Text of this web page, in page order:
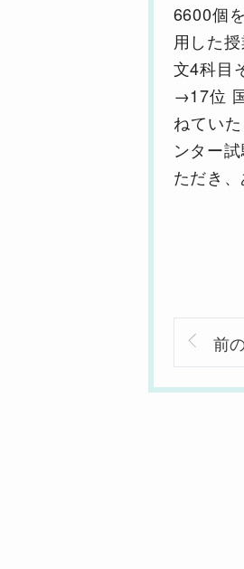
6600個
用した
文4科目
→17位
ねてい
ンター
ただき
前